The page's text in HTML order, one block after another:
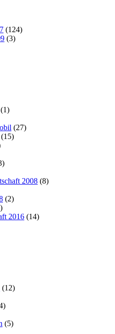
(124)
(3)
(1)
(27)
(15)
2008 (8)
(2)
2016 (14)
(12)
(5)